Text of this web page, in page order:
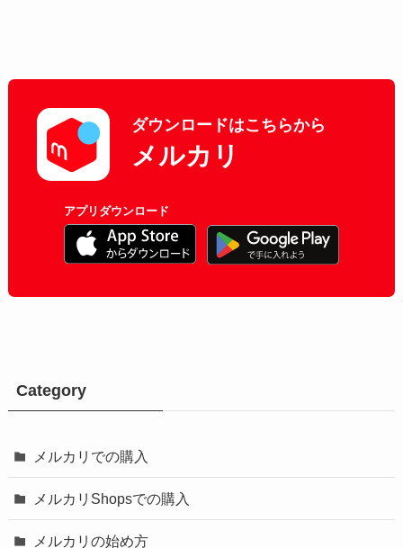
ダウンロードはこちらから
メルカリ
アプリダウンロード
Category
メルカリでの購入
メルカリShopsでの購入
メルカリの始め方